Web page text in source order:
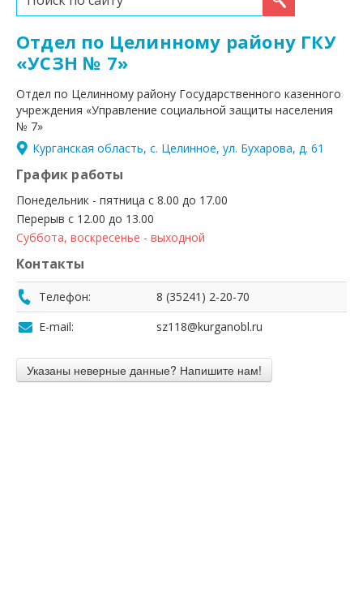
Отдел по Целинному району ГКУ
«УСЗН № 7»
Отдел по Целинному району Государственного казенного
учреждения «Управление социальной защиты населения
№ 7»
Курганская область, с. Целинное, ул. Бухарова, д. 61
График работы
Понедельник - пятница с 8.00 до 17.00
Перерыв с 12.00 до 13.00
Суббота, воскресенье - выходной
Контакты
Телефон:
8 (35241) 2-20-70
E-mail:
sz118@kurganobl.ru